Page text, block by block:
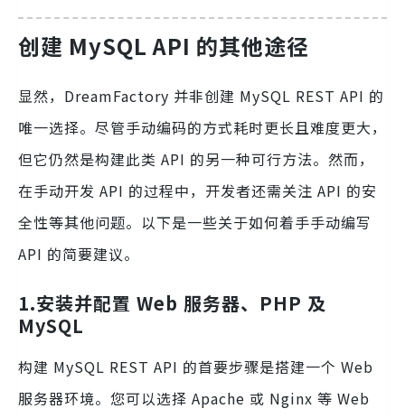
创建 MySQL API 的其他途径
显然，DreamFactory 并非创建 MySQL REST API 的
唯一选择。尽管手动编码的方式耗时更长且难度更大，
但它仍然是构建此类 API 的另一种可行方法。然而，
在手动开发 API 的过程中，开发者还需关注 API 的安
全性等其他问题。以下是一些关于如何着手手动编写
API 的简要建议。
1.安装并配置 Web 服务器、PHP 及
MySQL
构建 MySQL REST API 的首要步骤是搭建一个 Web
服务器环境。您可以选择 Apache 或 Nginx 等 Web